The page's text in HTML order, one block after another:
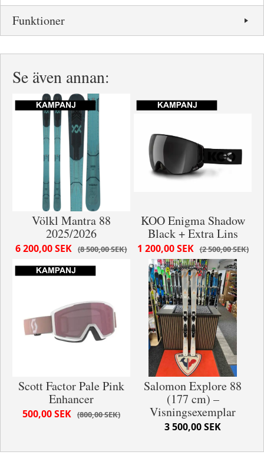
Funktioner
Se även annan:
Völkl Mantra 88
2025/2026
8 500,00 SEK
6 200,00 SEK
KOO Enigma Shadow
Black + Extra Lins
2 500,00 SEK
1 200,00 SEK
Scott Factor Pale Pink
Enhancer
800,00 SEK
500,00 SEK
Salomon Explore 88
(177 cm) –
Visningsexemplar
3 500,00 SEK